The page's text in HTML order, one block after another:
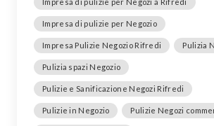
Impresa di pulizie per Negozio
Impresa Pulizie Negozio Rifredi Pulizia
Pulizia spazi Negozio
Pulizie e Sanificazione Negozi Rifredi
Pulizie in Negozio Pulizie Negozi